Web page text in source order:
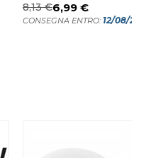
8,13 €6,99 €
CONSEGNA ENTRO: 12/08/